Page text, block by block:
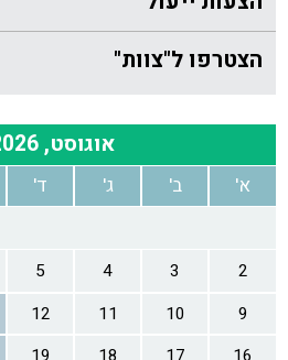
הצטרפו ל"צוות"